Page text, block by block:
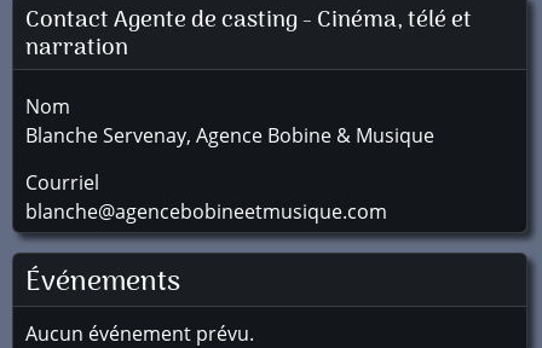
Contact Agente de casting - Cinéma, télé et
narration
Nom
Blanche Servenay, Agence Bobine & Musique
Courriel
blanche@agencebobineetmusique.com
Événements
Aucun événement prévu.